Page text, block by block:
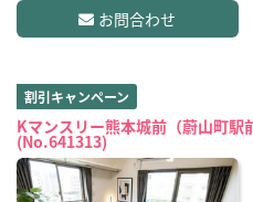
お問合わせ
割引キャンペーン
Kマンスリー熊本城前（蔚山町駅
(No.641313)